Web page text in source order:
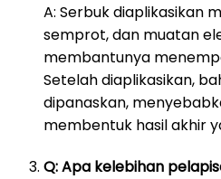
A: Serbuk diaplikasikan
semprot, dan muatan
membantunya
Setelah diaplikasikan,
dipanaskan,
membentuk hasil akhir
Q: Apa kelebihan